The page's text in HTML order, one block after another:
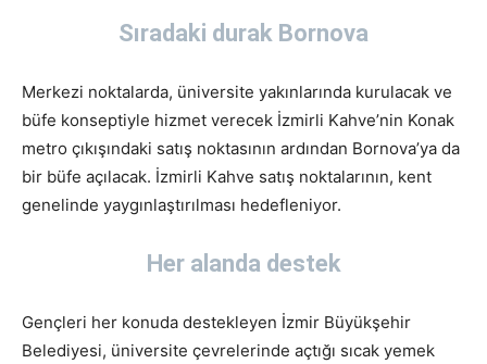
Sıradaki durak Bornova
Merkezi noktalarda, üniversite yakınlarında kurulacak ve
büfe konseptiyle hizmet verecek İzmirli Kahve’nin Konak
metro çıkışındaki satış noktasının ardından Bornova’ya da
bir büfe açılacak. İzmirli Kahve satış noktalarının, kent
genelinde yaygınlaştırılması hedefleniyor.
Her alanda destek
Gençleri her konuda destekleyen İzmir Büyükşehir
Belediyesi, üniversite çevrelerinde açtığı sıcak yemek